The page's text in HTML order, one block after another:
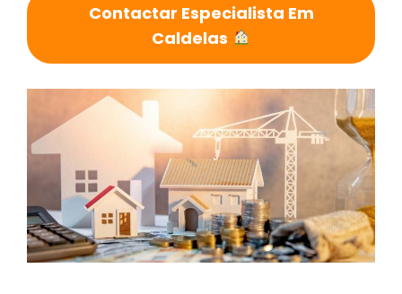
Contactar Especialista Em
Caldelas